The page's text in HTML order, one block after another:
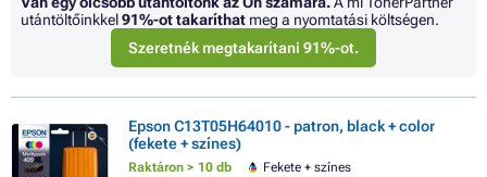
utántöltőinkkel91%-ot takaríthat meg a nyomtatási költségen.
Szeretnék megtakarítani 91%-ot.
Epson C13T05H64010 - patron, black + color
(fekete + színes)
Raktáron > 10 db
Fekete + színes